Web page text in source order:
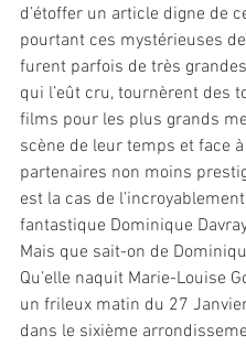
d’étoffer un article digne de
pourtant ces mystérieuses
furent parfois de très
qui l’eût cru, tournèrent des
films pour les plus grands
scène de leur temps et face
partenaires non moins
est la cas de l’incroyablement
fantastique Dominique
Mais que sait-on de
Qu’elle naquit Marie-Louise
un frileux matin du 27
dans le sixième